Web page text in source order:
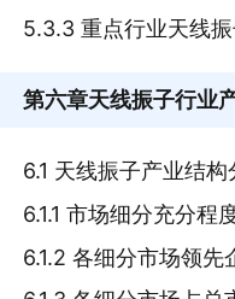
5.3.3 重点行业天线
第六章天线振子行业
6.1 天线振子产业结构
6.1.1 市场细分充分程
6.1.2 各细分市场领先